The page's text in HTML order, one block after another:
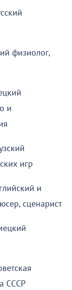
физиолог,
и
игр
и
сценарист
СССР